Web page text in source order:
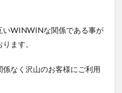
いWINWINな関係である事が
ます。
なく沢山のお客様にご利用